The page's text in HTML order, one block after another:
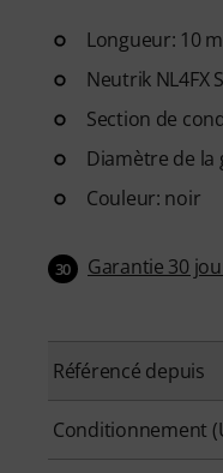
Longueur: 10 m
Neutrik NL4FX
Section de
Diamètre de la
Couleur: noir
30 Garantie 30
Référencé depuis
Conditionnement